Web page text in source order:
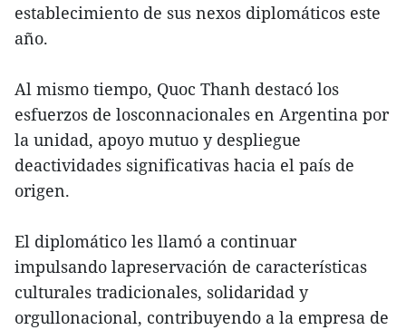
establecimiento de sus nexos diplomáticos este
año.
Al mismo tiempo, Quoc Thanh destacó los
esfuerzos de losconnacionales en Argentina por
la unidad, apoyo mutuo y despliegue
deactividades significativas hacia el país de
origen.
El diplomático les llamó a continuar
impulsando lapreservación de características
culturales tradicionales, solidaridad y
orgullonacional, contribuyendo a la empresa de